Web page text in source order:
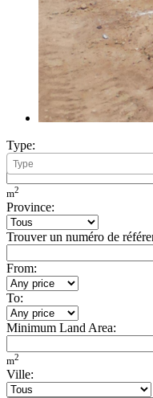
Type:
Minimum Build Area:
m2
Province:
Trouver un numéro de
From:
To:
Minimum Land Area:
m2
Ville: